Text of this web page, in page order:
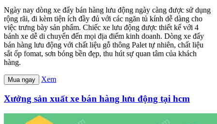
Ngày nay dòng xe đẩy bán hàng lưu động ngày càng được sử dụng
rộng rãi, đi kèm tiện ích đầy đủ với các ngăn tủ kính dễ dàng cho
việc trưng bày sản phẩm. Chiếc xe lưu động được thiết kế với 4
bánh xe dễ di chuyển đến mọi địa điểm kinh doanh. Dòng xe đẩy
bán hàng lưu động với chất liệu gỗ thông Palet tự nhiên, chất liệu
sắt ốp fomat, sơn bóng bền đẹp, thu hút sự quan tâm của khách
hàng.
Mua ngay Xem
Xưởng sản xuất xe bán hàng lưu động tại hcm